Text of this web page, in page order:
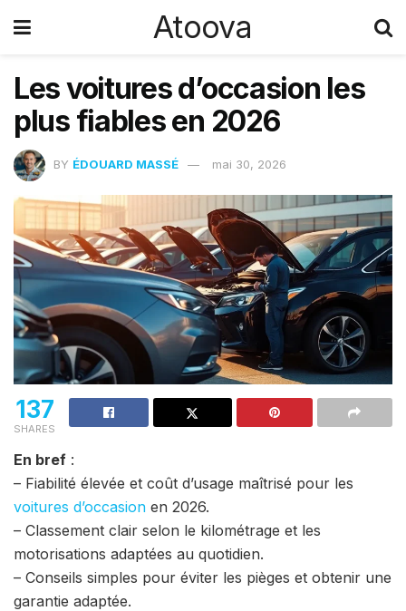
Atoova
Les voitures d’occasion les
plus fiables en 2026
BY ÉDOUARD MASSÉ mai 30, 2026
137
SHARES
En bref :
– Fiabilité élevée et coût d’usage maîtrisé pour les
voitures d’occasion en 2026.
– Classement clair selon le kilométrage et les
motorisations adaptées au quotidien.
– Conseils simples pour éviter les pièges et obtenir une
garantie adaptée.